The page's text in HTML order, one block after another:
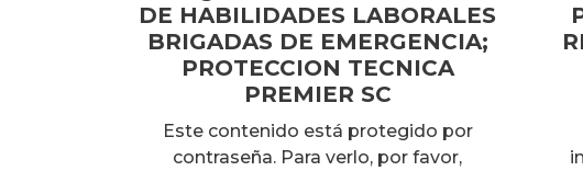
DE HABILIDADES LABORALES
BRIGADAS DE EMERGENCIA;
PROTECCION TECNICA
PREMIER SC
Este contenido está protegido por
contraseña. Para verlo, por favor,